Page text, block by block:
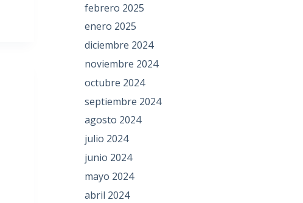
febrero 2025
enero 2025
diciembre 2024
noviembre 2024
octubre 2024
septiembre 2024
agosto 2024
julio 2024
junio 2024
mayo 2024
abril 2024